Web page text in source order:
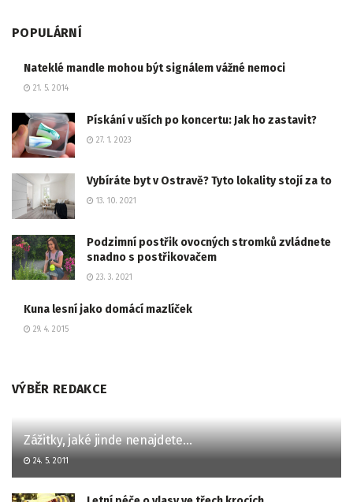
POPULÁRNÍ
Nateklé mandle mohou být signálem vážné nemoci
21. 5. 2014
Pískání v uších po koncertu: Jak ho zastavit?
27. 1. 2023
Vybíráte byt v Ostravě? Tyto lokality stojí za to
13. 10. 2021
Podzimní postřik ovocných stromků zvládnete
snadno s postřikovačem
23. 3. 2021
Kuna lesní jako domácí mazlíček
29. 4. 2015
VÝBĚR REDAKCE
Zážitky, jaké jinde nenajdete…
24. 5. 2011